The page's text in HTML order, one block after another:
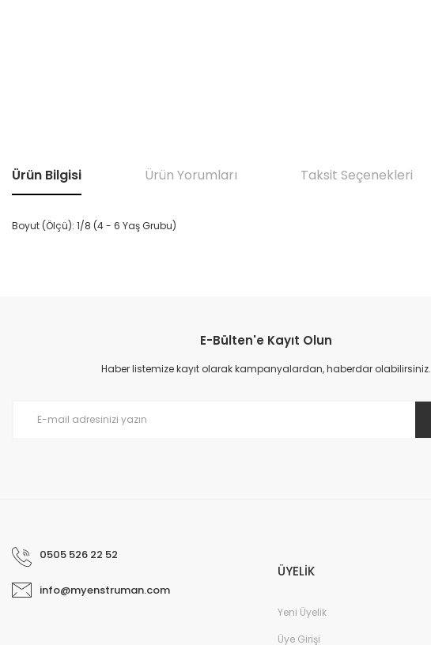
Ürün Bilgisi Ürün Yorumları Taksit Seçenekleri
Boyut (Ölçü): 1/8 (4 - 6 Yaş Grubu)
Ürün resmi kalitesiz, bozuk veya görüntülenemiyor.
Ürün açıklamasında eksik bilgiler bulunuyor.
E-Bülten'e Kayıt Olun
Haber listemize kayıt olarak kampanyalardan, haberdar olabilirsiniz.
0505 526 22 52
info@myenstruman.com
ÜYELİK
Yeni Üyelik
Üye Girişi